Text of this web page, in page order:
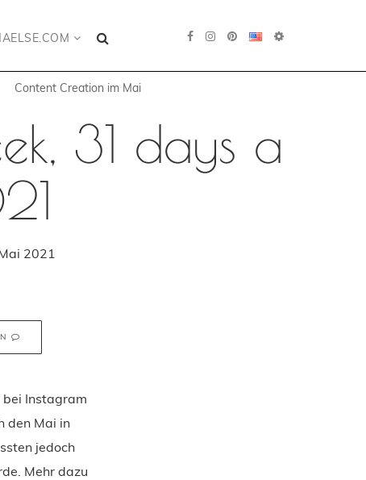
Content Creation im Mai
31 days a
2021
bei Instagram
den Mai in
jedoch
Mehr dazu